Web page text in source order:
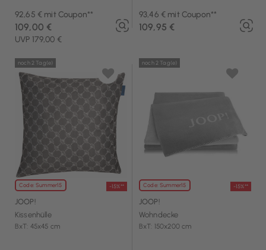
92,65 € mit Coupon**
UVP 179,00 €
109,00 €
93,46 € mit Coupon**
109,95 €
Code: Summer15 -15%**
noch 2 Tag(e)
JOOP!
Kissenhülle
BxT: 45x45 cm
Code: Summer15 -15%**
noch 2 Tag(e)
JOOP!
Wohndecke
BxT: 150x200 cm